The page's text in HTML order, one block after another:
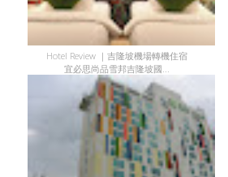
Hotel Review ｜吉隆坡機場轉機住宿
宜必思尚品雪邦吉隆坡國...